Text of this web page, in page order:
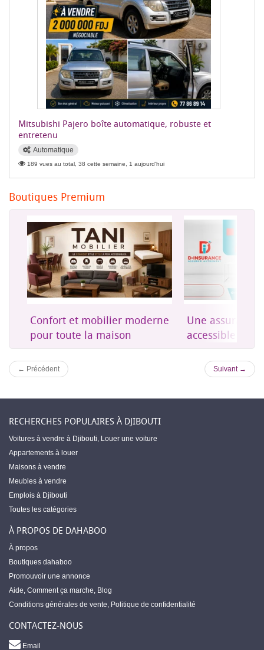
Mitsubishi Pajero boîte automatique, robuste et
entretenu
Automatique
189 vues au total, 38 cette semaine, 1 aujourd'hui
Boutiques Premium
Confort et mobilier moderne
pour toute la maison
Une
accessible à
← Précédent Suivant →
RECHERCHES POPULAIRES À DJIBOUTI
Voitures à vendre à Djibouti, Louer une voiture
Appartements à louer
Maisons à vendre
Meubles à vendre
Emplois à Djibouti
Toutes les catégories
À PROPOS DE DAHABOO
À propos
Boutiques dahaboo
Promouvoir une annonce
Aide, Comment ça marche, Blog
Conditions générales de vente, Politique de confidentialité
CONTACTEZ-NOUS
Email